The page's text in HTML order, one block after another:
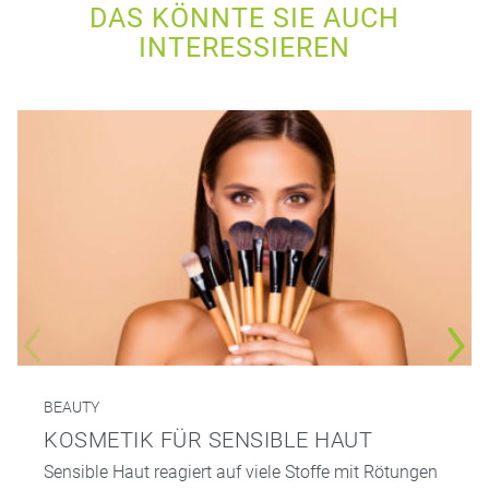
DAS KÖNNTE SIE AUCH
INTERESSIEREN
BEAUTY
KOSMETIK FÜR SENSIBLE HAUT
Sensible Haut reagiert auf viele Stoffe mit Rötungen